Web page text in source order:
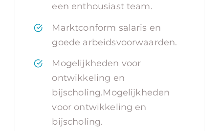
een enthousiast team.
Marktconform salaris en
goede arbeidsvoorwaarden.
Mogelijkheden voor
ontwikkeling en
bijscholing.Mogelijkheden
voor ontwikkeling en
bijscholing.